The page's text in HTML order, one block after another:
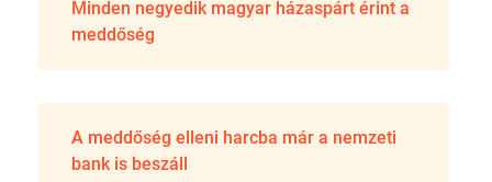
Minden negyedik magyar házaspárt érint a
meddőség
A meddőség elleni harcba már a nemzeti
bank is beszáll